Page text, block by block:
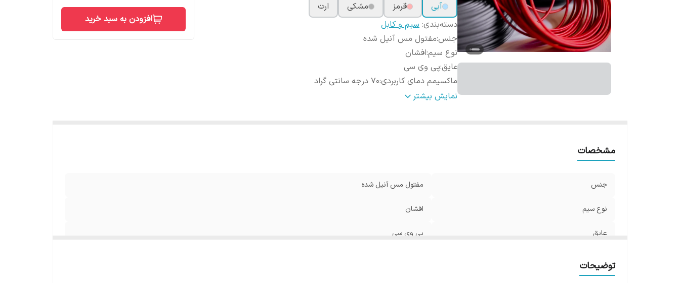
آبی
قرمز مشکی
ارت
دسته‌بندی: سیم و کابل
جنس:مفتول مس آنیل شده
نوع سیم:افشان
عایق:پی وی سی
ماکسیمم دمای کاربردی:70 درجه سانتی گراد
ولتاژ:تا 1000 ولت
نمایش بیشتر
افزودن به سبد خرید
مشخصات
جنس مفتول مس آنیل شده
نوع سیم افشان
عایق پی وی سی
توضیحات